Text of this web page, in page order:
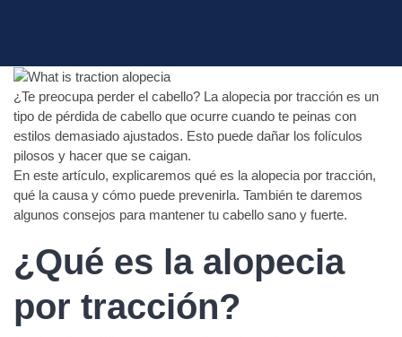
¿Te preocupa perder el cabello? La alopecia por tracción es un
tipo de pérdida de cabello que ocurre cuando te peinas con
estilos demasiado ajustados. Esto puede dañar los folículos
pilosos y hacer que se caigan.
En este artículo, explicaremos qué es la alopecia por tracción,
qué la causa y cómo puede prevenirla. También te daremos
algunos consejos para mantener tu cabello sano y fuerte.
¿Qué es la alopecia
por tracción?